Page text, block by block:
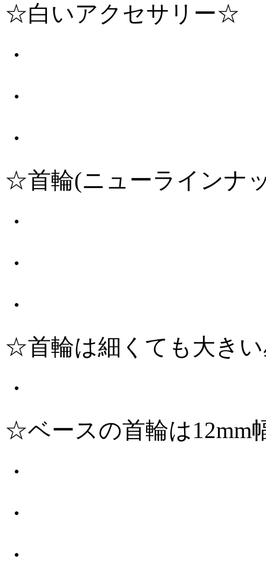
☆白いアクセサリー☆
・
・
・
☆首輪(ニューラインナ
・
・
・
☆首輪は細くても大き
・
☆ベースの首輪は12mm
・
・
・